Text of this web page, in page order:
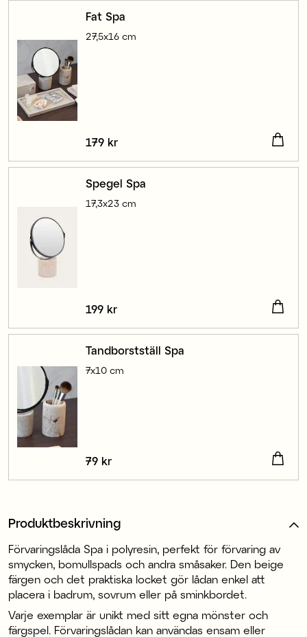
Fat Spa
27,5x16 cm
Pris :179 kr
179 kr
Spegel Spa
17,3x23 cm
Pris :199 kr
199 kr
Tandborstställ Spa
7x10 cm
Pris:79 kr
79 kr
Produktbeskrivning
Förvaringslåda Spa i polyresin, perfekt för förvaring av
smycken, bomullspads och andra småsaker. Den beige
färgen och det praktiska locket gör lådan enkel att
placera i badrum, sovrum eller på sminkbordet.
Varje exemplar är unikt med sitt egna mönster och
färgspel. Förvaringslådan kan användas ensam eller